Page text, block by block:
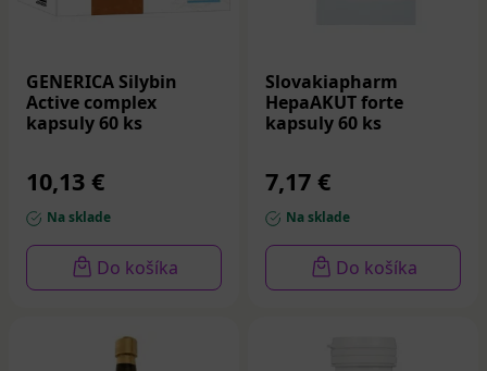
GENERICA Silybin
Active complex
kapsuly 60 ks
10,13 €
Na sklade
Do košíka
Slovakiapharm
HepaAKUT forte
kapsuly 60 ks
7,17 €
Na sklade
Do košíka